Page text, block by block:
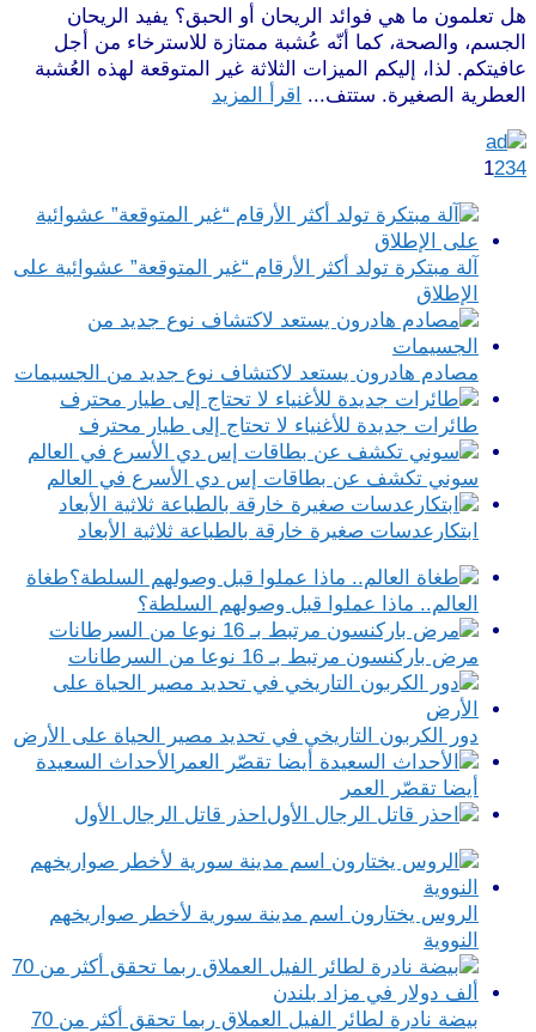
هل تعلمون ما هي فوائد الريحان أو الحبق؟ يفيد الريحان
الجسم، والصحة، كما أنّه عُشبة ممتازة للاسترخاء من أجل
عافيتكم. لذا، إليكم الميزات الثلاثة غير المتوقعة لهذه العُشبة
العطرية الصغيرة. ستتف...
اقرأ المزيد
1234
آلة مبتكرة تولد أكثر الأرقام “غير المتوقعة” عشوائية على
الإطلاق
مصادم هادرون يستعد لاكتشاف نوع جديد من الجسيمات
طائرات جديدة للأغنياء لا تحتاج إلى طيار محترف
سوني تكشف عن بطاقات إس دي الأسرع في العالم
ابتكارعدسات صغيرة خارقة بالطباعة ثلاثية الأبعاد
طغاة
العالم.. ماذا عملوا قبل وصولهم السلطة؟
مرض باركنسون مرتبط بـ 16 نوعا من السرطانات
دور الكربون التاريخي في تحديد مصير الحياة على الأرض
الأحداث السعيدة
أيضا تقصّر العمر
احذر قاتل الرجال الأول
الروس يختارون اسم مدينة سورية لأخطر صواريخهم
النووية
بيضة نادرة لطائر الفيل العملاق ربما تحقق أكثر من 70